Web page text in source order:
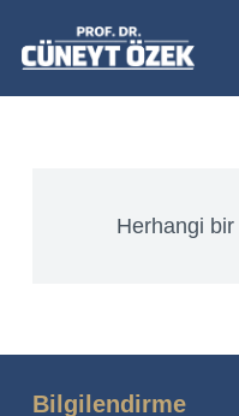
Herhangi bir
Bilgilendirme